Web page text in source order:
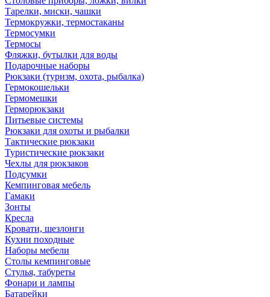
Тарелки, миски, чашки
Термокружки, термостаканы
Термосумки
Термосы
Фляжки, бутылки для воды
Подарочные наборы
Рюкзаки (туризм, охота, рыбалка)
Гермокошельки
Гермомешки
Герморюкзаки
Питьевые системы
Рюкзаки для охоты и рыбалки
Тактические рюкзаки
Туристические рюкзаки
Чехлы для рюкзаков
Подсумки
Кемпинговая мебель
Гамаки
Зонты
Кресла
Кровати, шезлонги
Кухни походные
Наборы мебели
Столы кемпинговые
Стулья, табуреты
Фонари и лампы
Батарейки